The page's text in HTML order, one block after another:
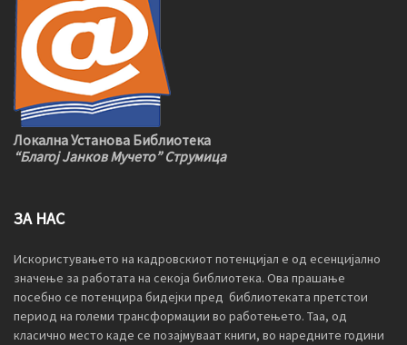
Локална Установа Библиотека
“Благој Јанков Мучето” Струмица
ЗА НАС
Искористувањето на кадровскиот потенцијал е од есенцијално
значење за работата на секоја библиотека. Ова прашање
посебно се потенцира бидејки пред библиотеката претстои
период на големи трансформации во работењето. Таа, од
класично место каде се позајмуваат книги, во наредните години